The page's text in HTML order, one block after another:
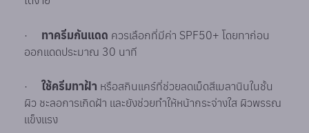
· ทาครีมกันแดด ควรเลือกที่มีค่า SPF50+ โดยทาก่อน
ออกแดดประมาณ 30 นาที
·ใช้ครีมทาฝ้า หรือสกินแคร์ที่ช่วยลดเม็ดสีเมลานินในชั้น
ผิว ชะลอการเกิดฝ้า และยังช่วยทำให้หน้ากระจ่างใส ผิวพรรณ
แข็งแรง